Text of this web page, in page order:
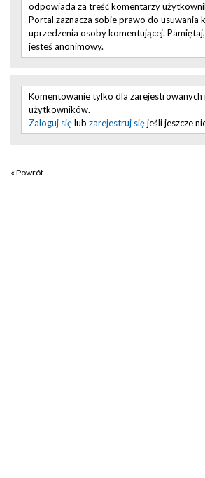
odpowiada za treść komentarzy
Portal zaznacza sobie prawo do usuwania
uprzedzenia osoby komentującej.
jesteś anonimowy.
Komentowanie tylko dla zarejestrowanych
użytkowników.
Zaloguj sięlub zarejestruj sięjeśli jeszcze
« Powrót